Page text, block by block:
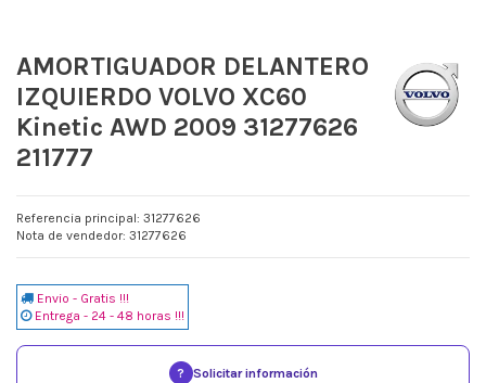
AMORTIGUADOR DELANTERO
IZQUIERDO VOLVO XC60
Kinetic AWD 2009 31277626
211777
Referencia principal: 31277626
Nota de vendedor: 31277626
Envio - Gratis !!!
Entrega - 24 - 48 horas !!!
? Solicitar información